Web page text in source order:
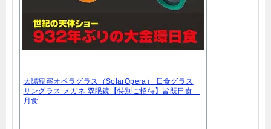
太陽観察オペラグラス（SolarOpera） 日食グラス
サングラス メガネ 双眼鏡【特別ご招待】皆既日食
月食